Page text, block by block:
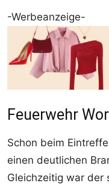
-Werbeanzeige-
Feuerwehr
Schon beim
einen deutlichen
Gleichzeitig war der